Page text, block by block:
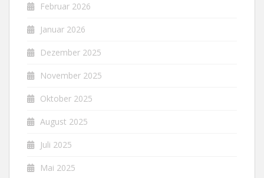
Februar 2026
Januar 2026
Dezember 2025
November 2025
Oktober 2025
August 2025
Juli 2025
Mai 2025